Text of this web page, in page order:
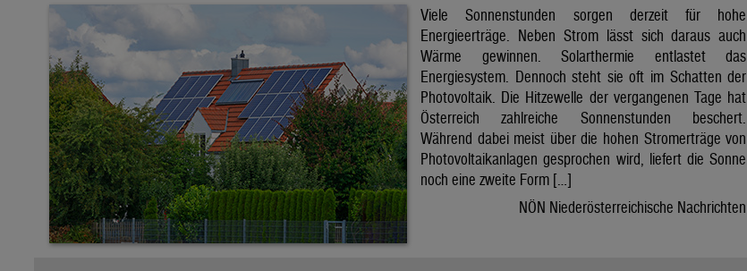
Viele Sonnenstunden sorgen derzeit für hohe
Energieerträge. Neben Strom lässt sich daraus auch
Wärme gewinnen. Solarthermie entlastet das
Energiesystem. Dennoch steht sie oft im Schatten der
Photovoltaik. Die Hitzewelle der vergangenen Tage hat
Österreich zahlreiche Sonnenstunden beschert.
Während dabei meist über die hohen Stromerträge von
Photovoltaikanlagen gesprochen wird, liefert die Sonne
noch eine zweite Form […]
NÖN Niederösterreichische Nachrichten